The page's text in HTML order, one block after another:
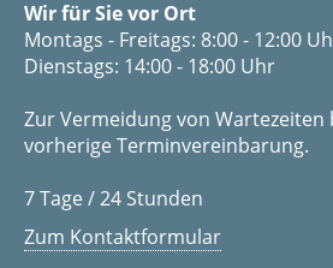
Wir für Sie vor Ort
Montags - Freitags: 8:00 - 12:00
Dienstags: 14:00 - 18:00 Uhr
Zur Vermeidung von Wartezeiten
vorherige Terminvereinbarung.
7 Tage / 24 Stunden
Zum Kontaktformular